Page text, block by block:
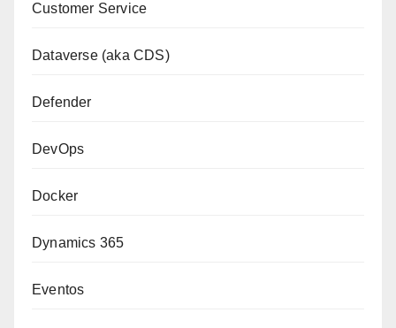
Customer Service
Dataverse (aka CDS)
Defender
DevOps
Docker
Dynamics 365
Eventos